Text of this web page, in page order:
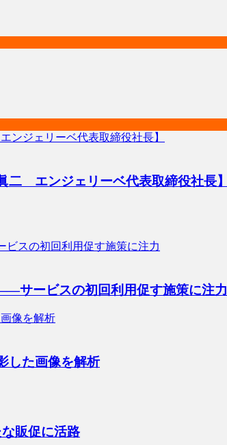
二 エンジェリーベ代表取締役社長】
サービスの初回利用促す施策に注力
した画像を解析
販促に活路